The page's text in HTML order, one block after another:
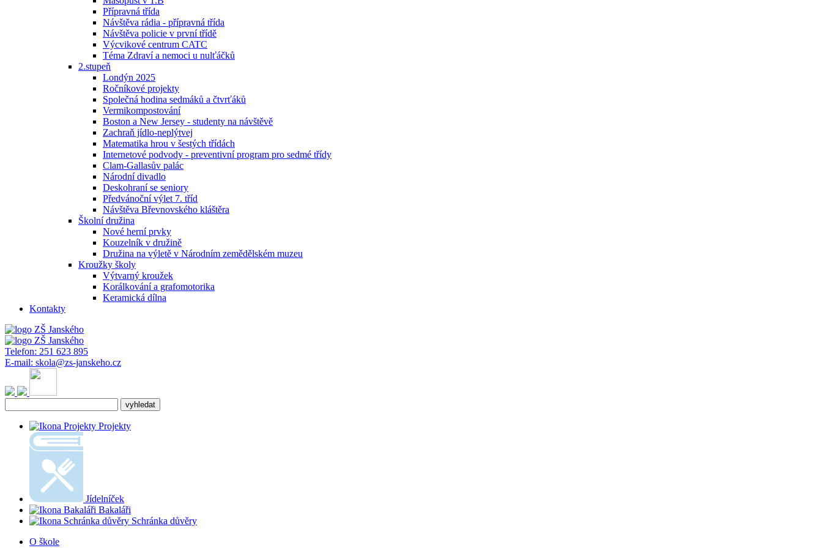
Přípravná třída
Návštěva rádia - přípravná třída
Návštěva policie v první třídě
Výcvikové centrum CATC
Téma Zdraví a nemoci u nulťáčků
2.stupeň
Londýn 2025
Ročníkové projekty
Společná hodina sedmáků a čtvrťáků
Vermikompostování
Boston a New Jersey - studenty na návštěvě
Zachraň jídlo-neplýtvej
Matematika hrou v šestých třídách
Internetové podvody - preventivní program pro sedmé třídy
Clam-Gallasův palác
Národní divadlo
Deskohraní se seniory
Předvánoční výlet 7. tříd
Návštěva Břevnovského kláštěra
Školní družina
Nové herní prvky
Kouzelník v družině
Družina na výletě v Národním zemědělském muzeu
Kroužky školy
Výtvarný kroužek
Korálkování a grafomotorika
Keramická dílna
Kontakty
Telefon: 251 623 895
E-mail: skola@zs-janskeho.cz
Projekty
Jídelníček
Bakaláři
Schránka důvěry
O škole